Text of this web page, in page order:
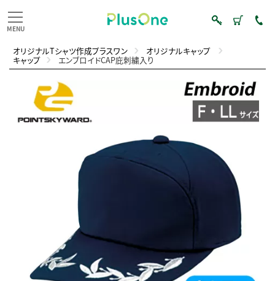
オリジナルTシャツ作成プラスワン オリジナルキャップ
キャップ エンブロイドCAP庇刺繍入り